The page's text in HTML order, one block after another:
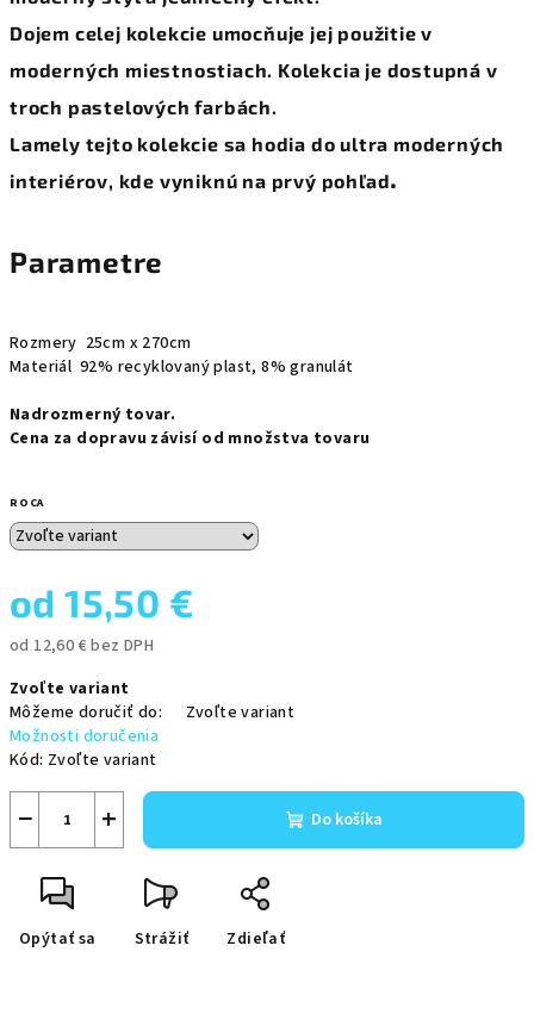
Dojem celej kolekcie umocňuje jej použitie v
moderných miestnostiach. Kolekcia je dostupná v
troch pastelových farbách.
Lamely tejto kolekcie sa hodia do ultra moderných
interiérov, kde vyniknú na prvý pohľad.
Parametre
Rozmery 25cm x 270cm
Materiál 92% recyklovaný plast, 8% granulát
Nadrozmerný tovar.
Cena za dopravu závisí od množstva tovaru
ROCA
od15,50 €
od 12,60 €bez DPH
cena:
Zvoľte variant
Môžeme doručiť do:
Zvoľte variant
Možnosti doručenia
Kód: Zvoľte variant
+
− Do košíka
Opýtať sa Strážiť Zdieľať